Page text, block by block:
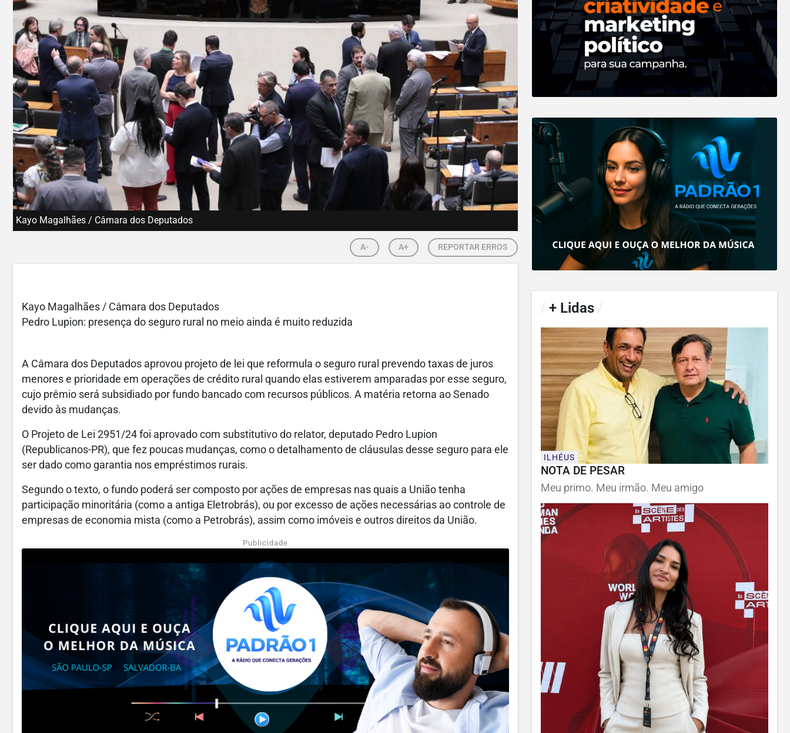
Kayo Magalhães / Câmara dos Deputados
A- A+ REPORTAR ERROS
Kayo Magalhães / Câmara dos Deputados
Pedro Lupion: presença do seguro rural no meio ainda é muito reduzida
A Câmara dos Deputados aprovou projeto de lei que reformula o seguro rural prevendo taxas de juros
menores e prioridade em operações de crédito rural quando elas estiverem amparadas por esse seguro,
cujo prêmio será subsidiado por fundo bancado com recursos públicos. A matéria retorna ao Senado
devido às mudanças.
O Projeto de Lei 2951/24 foi aprovado com substitutivo do relator, deputado Pedro Lupion
(Republicanos-PR), que fez poucas mudanças, como o detalhamento de cláusulas desse seguro para ele
ser dado como garantia nos empréstimos rurais.
Segundo o texto, o fundo poderá ser composto por ações de empresas nas quais a União tenha
participação minoritária (como a antiga Eletrobrás), ou por excesso de ações necessárias ao controle de
empresas de economia mista (como a Petrobrás), assim como imóveis e outros direitos da União.
Publicidade
+ Lidas
ILHÉUS
NOTA DE PESAR
Meu primo. Meu irmão. Meu amigo